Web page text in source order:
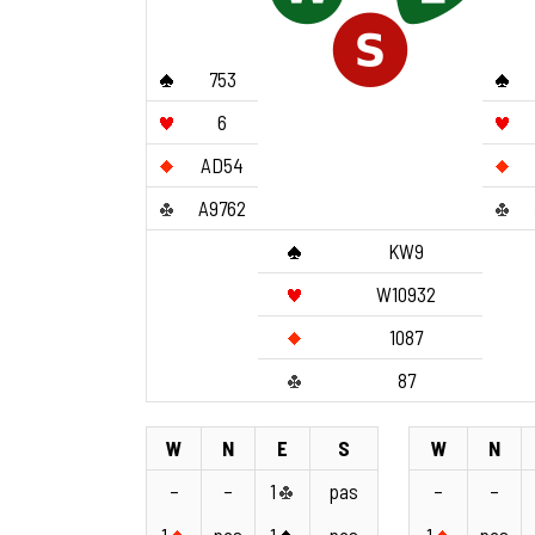
753
6
AD54
A9762
KW9
W10932
1087
87
W N E
S
–
–
1
pas
W N
–
–